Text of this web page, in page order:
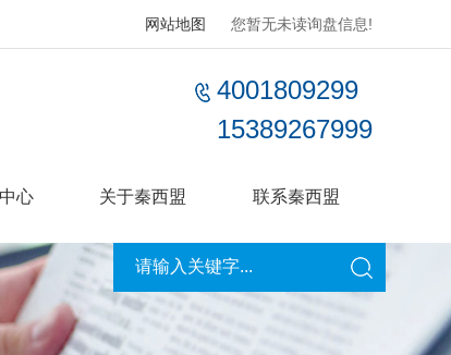
您暂无未读询盘信息!
网站地图
4001809299
15389267999
心 关于秦西盟 联系秦西盟